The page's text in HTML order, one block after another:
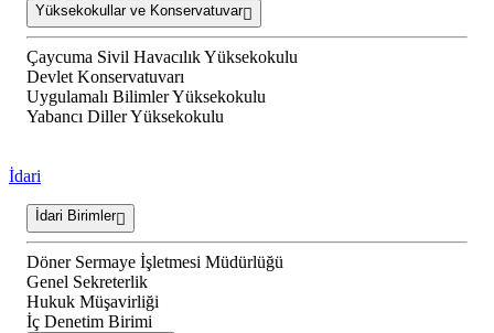
Yüksekokullar ve Konservatuvar
Çaycuma Sivil Havacılık Yüksekokulu
Devlet Konservatuvarı
Uygulamalı Bilimler Yüksekokulu
Yabancı Diller Yüksekokulu
İdari
İdari Birimler
Döner Sermaye İşletmesi Müdürlüğü
Genel Sekreterlik
Hukuk Müşavirliği
İç Denetim Birimi